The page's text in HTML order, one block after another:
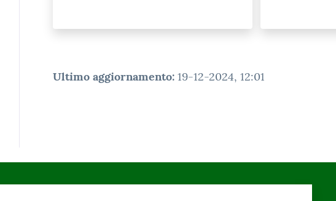
Ultimo aggiornamento: 19-12-2024, 12:01